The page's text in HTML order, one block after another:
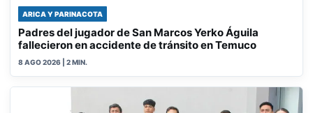
ARICA Y PARINACOTA
Padres del jugador de San Marcos Yerko Águila
fallecieron en accidente de tránsito en Temuco
8 AGO 2026 | 2 MIN.